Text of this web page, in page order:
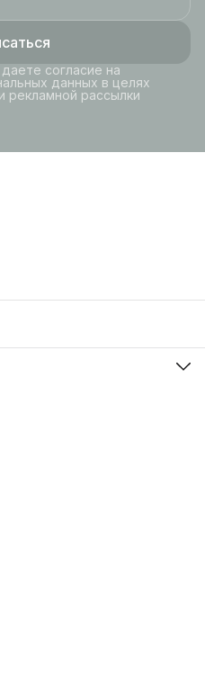
согласие на
данных в целях
рекламной рассылки